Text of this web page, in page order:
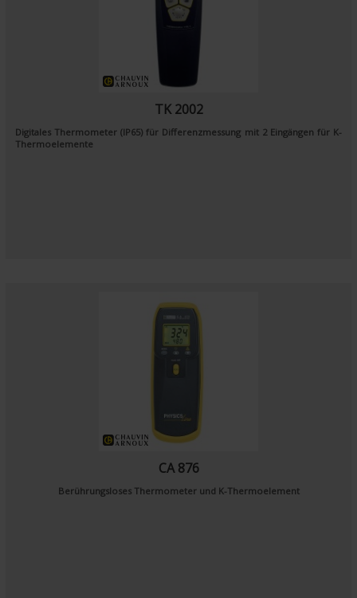
TK 2002
Digitales Thermometer (IP65) für Differenzmessung mit 2 Eingängen für K-
Thermoelemente
CA 876
Berührungsloses Thermometer und K-Thermoelement